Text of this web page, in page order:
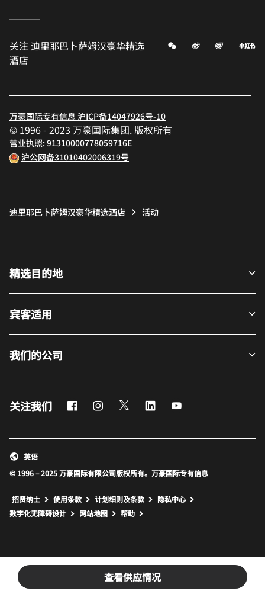
查看供应情况
关注迪里耶巴卜萨姆汉豪华精选
酒店
微信 微博 飞猪
万豪国际专有信息 沪ICP备14047926号-10
© 1996 - 2023 万豪国际集团. 版权所有
营业执照: 91310000778059716E
沪公网备31010402006319号
迪里耶巴卜萨姆汉豪华精选酒店 活动
精选目的地
宾客适用
我们的公司
关注我们 FacebookInstagram
Twitter LinkedIn
© 1996 – 2025 万豪国际有限公司版权所有。万豪国际专有信息
英语
招贤纳士 使用条款 计划细则及条款
隐私中心
数字化无障碍设计
网站地图 打开新窗口
帮助